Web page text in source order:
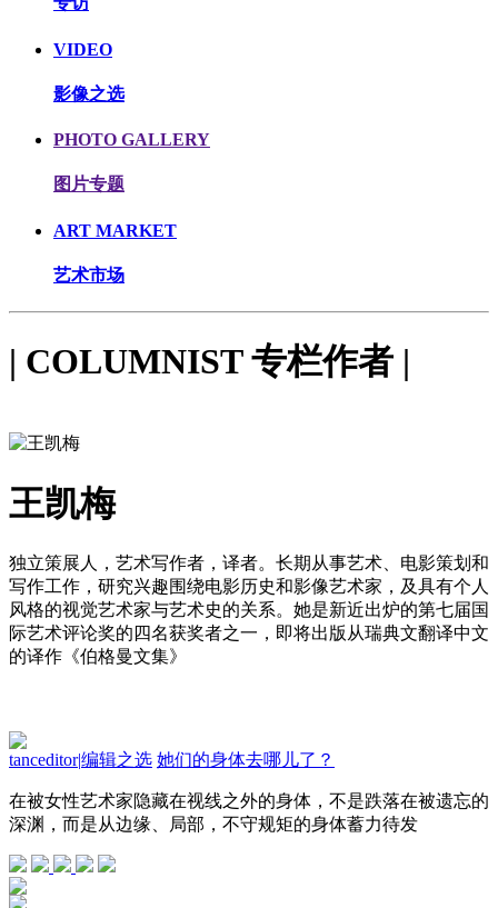
VIDEO
影像之选
PHOTO GALLERY
图片专题
ART MARKET
艺术市场
| COLUMNIST 专栏作者 |
王凯梅
独立策展人，艺术写作者，译者。长期从事艺术、电影策划和
写作工作，研究兴趣围绕电影历史和影像艺术家，及具有个人
风格的视觉艺术家与艺术史的关系。她是新近出炉的第七届国
际艺术评论奖的四名获奖者之一，即将出版从瑞典文翻译中文
的译作《伯格曼文集》
tanceditor|编辑之选 她们的身体去哪儿了？
在被女性艺术家隐藏在视线之外的身体，不是跌落在被遗忘的
深渊，而是从边缘、局部，不守规矩的身体蓄力待发